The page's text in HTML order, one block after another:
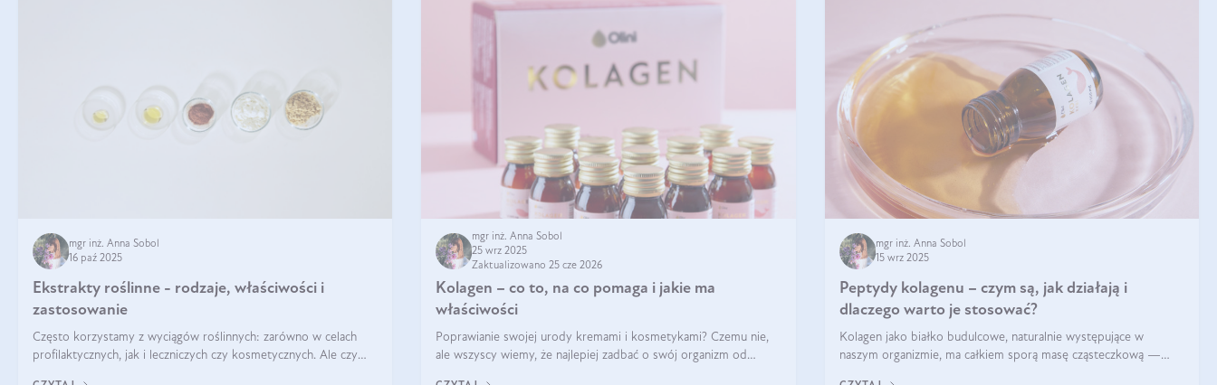
mgr inż. Anna Sobol
16 paź 2025
Ekstrakty roślinne - rodzaje, właściwości i
zastosowanie
Często korzystamy z wyciągów roślinnych: zarówno w celach
profilaktycznych, jak i leczniczych czy kosmetycznych. Ale czy
mgr inż. Anna Sobol
25 wrz 2025
Zaktualizowano 25 cze 2026
Kolagen – co to, na co pomaga i jakie ma
właściwości
Poprawianie swojej urody kremami i kosmetykami? Czemu nie,
ale wszyscy wiemy, że najlepiej zadbać o swój organizm od
mgr inż. Anna Sobol
15 wrz 2025
Peptydy kolagenu – czym są, jak działają i
dlaczego warto je stosować?
Kolagen jako białko budulcowe, naturalnie występujące w
naszym organizmie, ma całkiem sporą masę cząsteczkową —